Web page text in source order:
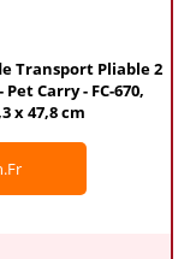
Transport Pliable 2
Carry - FC-670,
x 47,8 cm